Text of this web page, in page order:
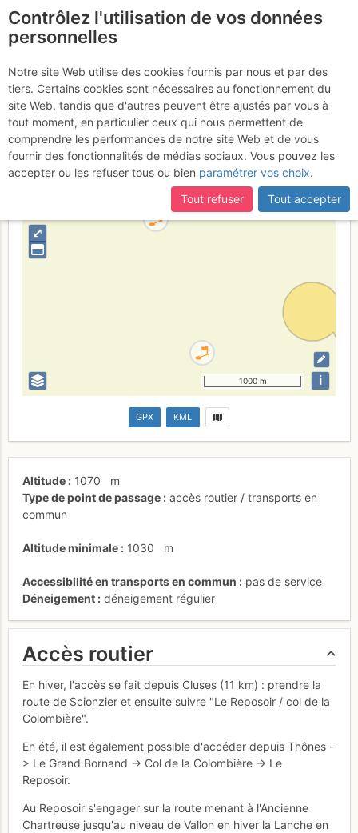
Vallon, la Lanche (Le
Reposoir)
France Haute-Savoie Bornes - Aravis
⤢
1000 m i
GPX KML
Altitude 1070
m
Type de point de passage
accès routier / transports en
commun
Altitude minimale 1030 m
Accessibilité en transports en commun
pas de service
Déneigement
déneigement régulier
Accès routier
En hiver, l'accès se fait depuis Cluses (11 km) : prendre la
route de Scionzier et ensuite suivre "Le Reposoir / col de la
Colombière".
En été, il est également possible d'accéder depuis Thônes -
> Le Grand Bornand -> Col de la Colombière -> Le
Reposoir.
Au Reposoir s'engager sur la route menant à l'Ancienne
Chartreuse jusqu'au niveau de Vallon en hiver la Lanche en
Contrôlez l'utilisation de vos données
personnelles
Notre site Web utilise des cookies fournis par nous et par des
tiers. Certains cookies sont nécessaires au fonctionnement du
site Web, tandis que d'autres peuvent être ajustés par vous à
tout moment, en particulier ceux qui nous permettent de
comprendre les performances de notre site Web et de vous
fournir des fonctionnalités de médias sociaux. Vous pouvez les
accepter ou les refuser tous ou bien paramétrer vos choix.
Tout refuser
Tout accepter